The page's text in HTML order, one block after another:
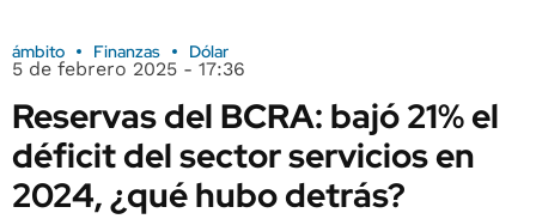
ámbito Finanzas Dólar
5 de febrero 2025 - 17:36
Reservas del BCRA: bajó 21% el
déficit del sector servicios en
2024, ¿qué hubo detrás?